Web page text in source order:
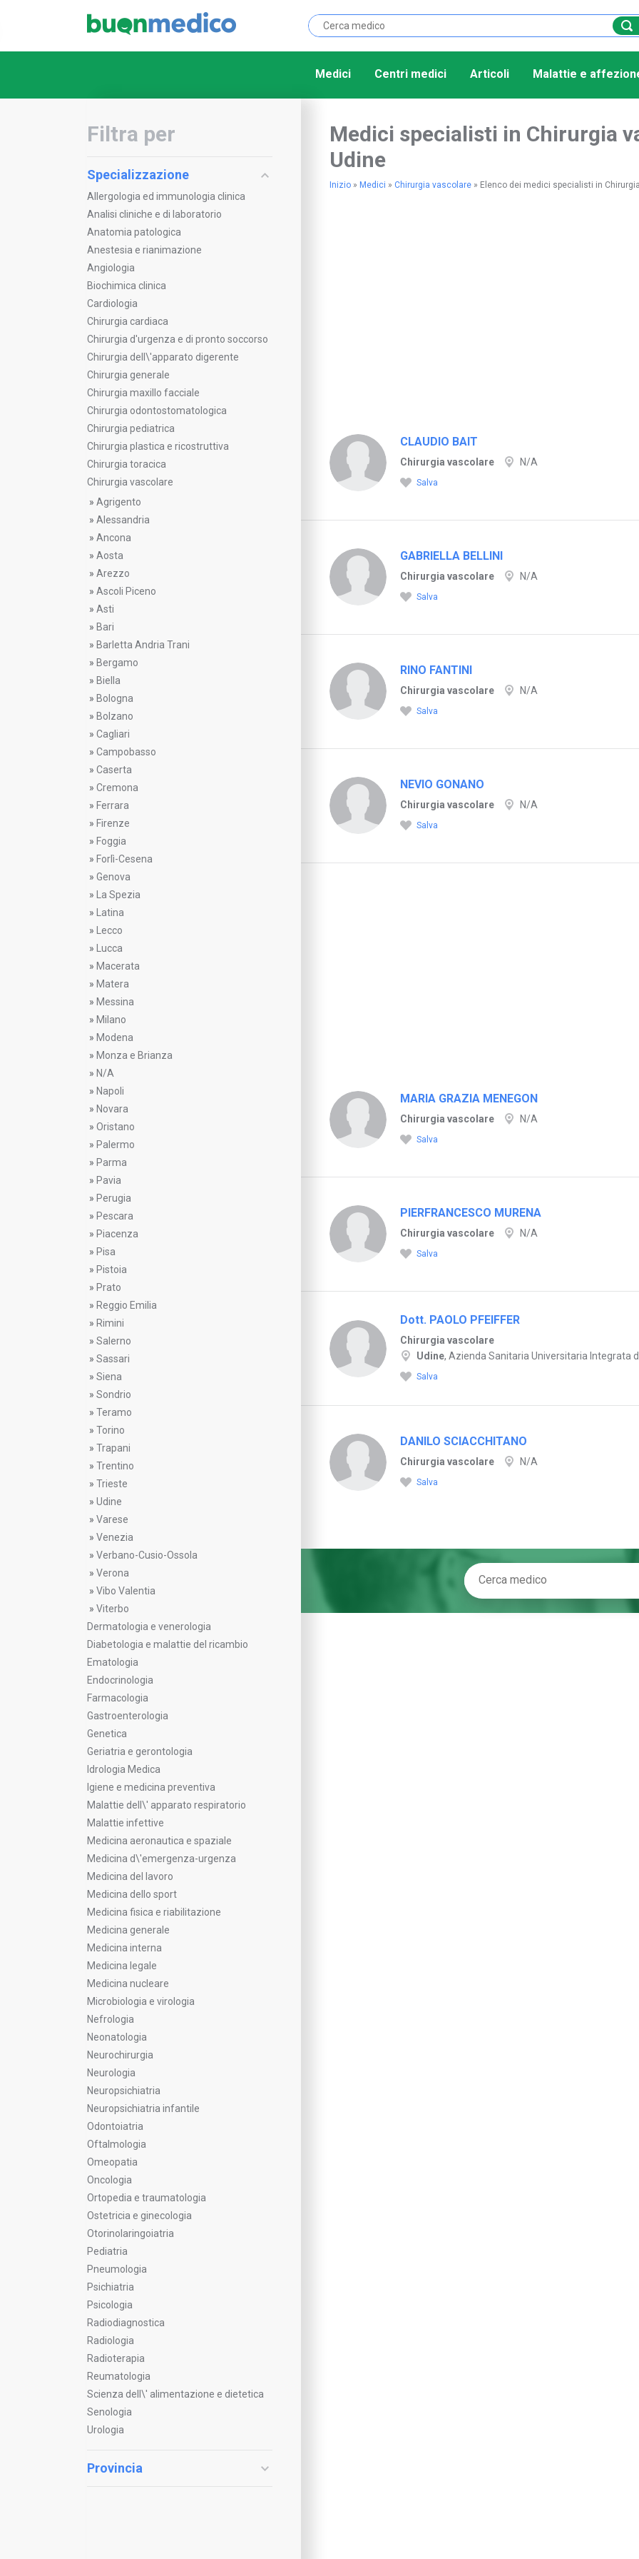
Medici Centri medici Articoli Malattie e
Filtra per
Specializzazione
Allergologia ed immunologia clinica
Analisi cliniche e di laboratorio
Anatomia patologica
Anestesia e rianimazione
Angiologia
Biochimica clinica
Cardiologia
Chirurgia cardiaca
Chirurgia d'urgenza e di pronto soccorso
Chirurgia dell\'apparato digerente
Chirurgia generale
Chirurgia maxillo facciale
Chirurgia odontostomatologica
Chirurgia pediatrica
Chirurgia plastica e ricostruttiva
Chirurgia toracica
Chirurgia vascolare
» Agrigento
» Alessandria
» Ancona
» Aosta
» Arezzo
» Ascoli Piceno
» Asti
» Bari
» Barletta Andria Trani
» Bergamo
» Biella
» Bologna
» Bolzano
» Cagliari
» Campobasso
» Caserta
» Cremona
» Ferrara
» Firenze
» Foggia
» Forlì-Cesena
» Genova
»
La Spezia
»
Latina
»
Lecco
»
Lucca
» Macerata
» Matera
» Messina
» Milano
» Modena
» Monza e Brianza
» N/A
» Napoli
» Novara
» Oristano
» Palermo
» Parma
» Pavia
» Perugia
» Pescara
» Piacenza
» Pisa
» Pistoia
» Prato
» Reggio Emilia
» Rimini
» Salerno
» Sassari
» Siena
» Sondrio
» Teramo
» Torino
» Trapani
» Trentino
» Trieste
» Udine
» Varese
» Venezia
» Verbano-Cusio-Ossola
» Verona
» Vibo Valentia
» Viterbo
Dermatologia e venerologia
Diabetologia e malattie del ricambio
Ematologia
Endocrinologia
Farmacologia
Gastroenterologia
Genetica
Geriatria e gerontologia
Idrologia Medica
Igiene e medicina preventiva
Malattie dell\' apparato respiratorio
Malattie infettive
Medicina aeronautica e spaziale
Medicina d\'emergenza-urgenza
Medicina del lavoro
Medicina dello sport
Medicina fisica e riabilitazione
Medicina generale
Medicina interna
Medicina legale
Medicina nucleare
Microbiologia e virologia
Nefrologia
Neonatologia
Neurochirurgia
Neurologia
Neuropsichiatria
Neuropsichiatria infantile
Odontoiatria
Oftalmologia
Omeopatia
Oncologia
Ortopedia e traumatologia
Ostetricia e ginecologia
Otorinolaringoiatria
Pediatria
Pneumologia
Psichiatria
Psicologia
Radiodiagnostica
Radiologia
Radioterapia
Reumatologia
Scienza dell\' alimentazione e dietetica
Senologia
Urologia
Provincia
Medici specialisti in Chirurgia
Udine
Inizio » Medici » Chirurgia vascolare » Elenco dei medici specialisti in
CLAUDIO BAIT
Chirurgia vascolare N/A
Salva
GABRIELLA BELLINI
Chirurgia vascolare N/A
Salva
RINO FANTINI
Chirurgia vascolare N/A
Salva
NEVIO GONANO
Chirurgia vascolare N/A
Salva
MARIA GRAZIA MENEGON
Chirurgia vascolare N/A
Salva
PIERFRANCESCO MURENA
Chirurgia vascolare N/A
Salva
Dott. PAOLO PFEIFFER
Chirurgia vascolare
Udine, Azienda Sanitaria Universitaria Integrata
Salva
DANILO SCIACCHITANO
Chirurgia vascolare N/A
Salva